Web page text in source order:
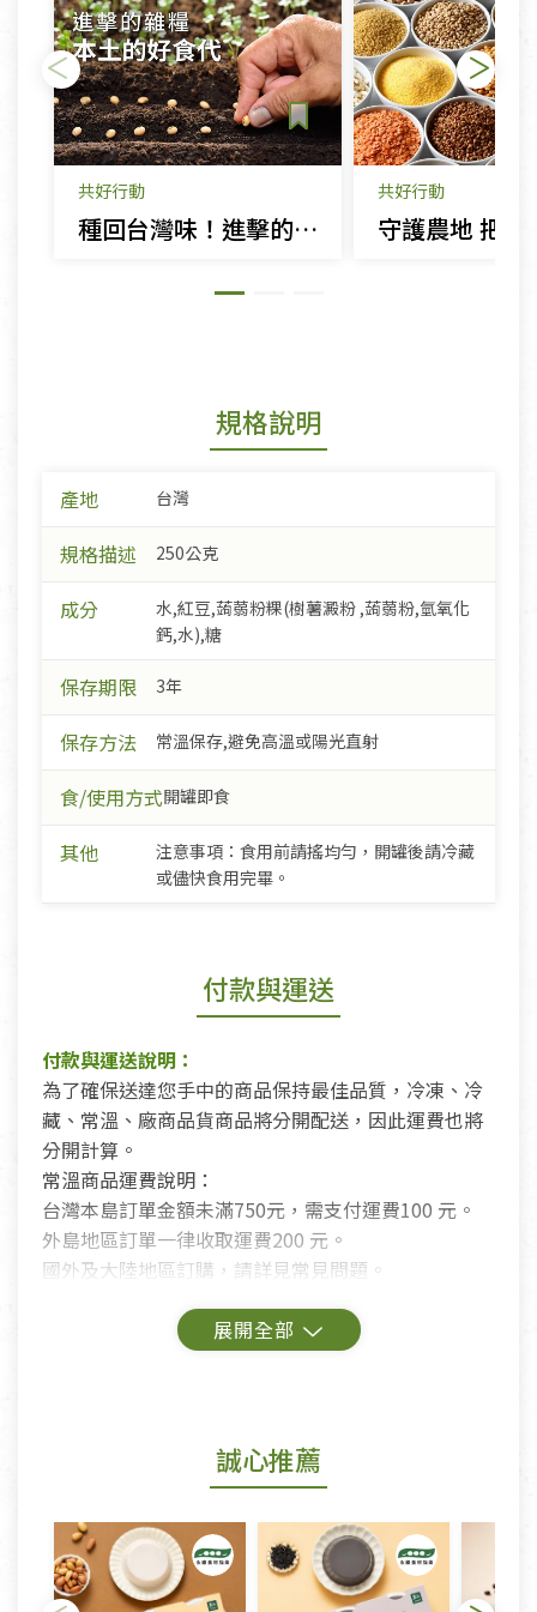
共好行動
種回台灣味！進擊的雜糧 本土的好食代
共好行動
規格說明
產地 台灣
規格描述 250公克
成分
水,紅豆,蒟蒻粉粿(樹薯澱粉 ,蒟蒻粉,氫氧化
鈣,水),糖
保存期限 3年
保存方法 常溫保存,避免高溫或陽光直射
食/使用方式開罐即食
其他
注意事項：食用前請搖均勻，開罐後請冷藏
或儘快食用完畢。
付款與運送
付款與運送說明：
為了確保送達您手中的商品保持最佳品質，冷凍、冷
藏、常溫、廠商品貨商品將分開配送，因此運費也將
分開計算。
常溫商品運費說明：
台灣本島訂單金額未滿750元，需支付運費100 元。
外島地區訂單一律收取運費200 元。
國外及大陸地區訂購，請詳見常見問題。
鑑賞期商品說明：
若您購買的商品有下列「不適用七天鑑賞期商品」情
形者，除商品瑕疵以外，恕不接受退換貨.
依消保法之規定提供該商品七天免費鑑賞期(含例假
日)的服務，原則上若商品未經使用或被汙損(除商品
瑕疵)，一般皆可申請退換貨。
誠心推薦